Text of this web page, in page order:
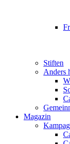
Stiften
Anders
Magazin